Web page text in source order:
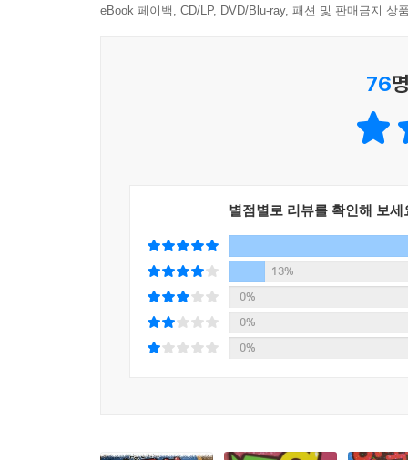
eBook 페이백, CD/LP, DVD/Blu-ray, 패션 및 판매금지 상
76
별점별로 리뷰를 확인해 보세
13%
0%
0%
0%